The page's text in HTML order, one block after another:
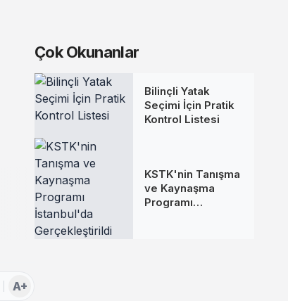
A+
Çok Okunanlar
Bilinçli Yatak
Seçimi İçin Pratik
Kontrol Listesi
KSTK'nin Tanışma
ve Kaynaşma
Programı